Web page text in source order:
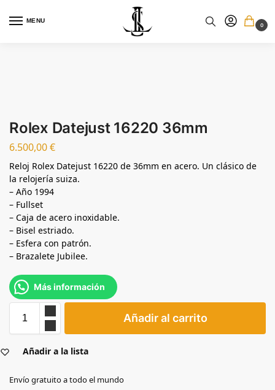
MENU
0
Rolex Datejust 16220 36mm
6.500,00€
Reloj Rolex Datejust 16220 de 36mm en acero. Un clásico de
la relojería suiza.
– Año 1994
– Fullset
– Caja de acero inoxidable.
– Bisel estriado.
– Esfera con patrón.
– Brazalete Jubilee.
Más información
Añadir al carrito
Añadir a la lista
Envío gratuito a todo el mundo